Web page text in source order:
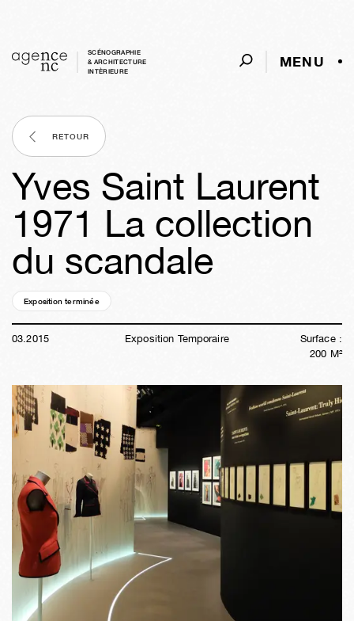
SCÉNOGRAPHIE
& ARCHITECTURE
INTÈRIEURE
MENU
RETOUR
Yves Saint Laurent
1971 La collection
du scandale
Exposition terminée
03.2015 Exposition Temporaire
Surface :
200 M²